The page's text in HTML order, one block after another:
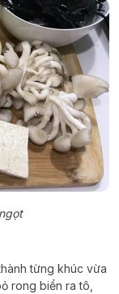
từng khúc vừa
rong biển ra tô,